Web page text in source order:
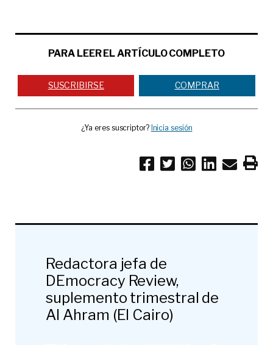
PARA LEER EL ARTÍCULO COMPLETO
SUSCRIBIRSE COMPRAR
¿Ya eres suscriptor? Inicia sesión
Redactora jefa de
DEmocracy Review,
suplemento trimestral de
Al Ahram (El Cairo)